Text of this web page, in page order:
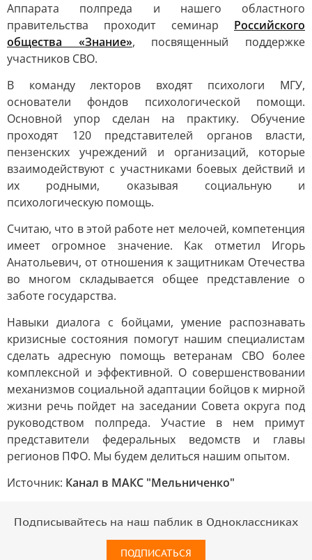
Аппарата полпреда и нашего областного
правительства проходит семинар Российского
общества «Знание», посвященный поддержке
участников СВО.
В команду лекторов входят психологи МГУ,
основатели фондов психологической помощи.
Основной упор сделан на практику. Обучение
проходят 120 представителей органов власти,
пензенских учреждений и организаций, которые
взаимодействуют с участниками боевых действий и
их родными, оказывая социальную и
психологическую помощь.
Считаю, что в этой работе нет мелочей, компетенция
имеет огромное значение. Как отметил Игорь
Анатольевич, от отношения к защитникам Отечества
во многом складывается общее представление о
заботе государства.
Навыки диалога с бойцами, умение распознавать
кризисные состояния помогут нашим специалистам
сделать адресную помощь ветеранам СВО более
комплексной и эффективной. О совершенствовании
механизмов социальной адаптации бойцов к мирной
жизни речь пойдет на заседании Совета округа под
руководством полпреда. Участие в нем примут
представители федеральных ведомств и главы
регионов ПФО. Мы будем делиться нашим опытом.
Источник: Канал в МАКС "Мельниченко"
Подписывайтесь на наш паблик в Одноклассниках
ПОДПИСАТЬСЯ